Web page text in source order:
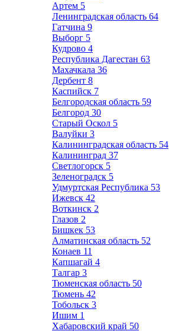
Артем 5
Ленинградская область 64
Гатчина 9
Выборг 5
Кудрово 4
Республика Дагестан 63
Махачкала 36
Дербент 8
Каспийск 7
Белгородская область 59
Белгород 30
Старый Оскол 5
Валуйки 3
Калининградская область 54
Калининград 37
Светлогорск 5
Зеленоградск 5
Удмуртская Республика 53
Ижевск 42
Воткинск 2
Глазов 2
Бишкек 53
Алматинская область 52
Конаев 11
Капшагай 4
Талгар 3
Тюменская область 50
Тюмень 42
Тобольск 3
Ишим 1
Хабаровский край 50